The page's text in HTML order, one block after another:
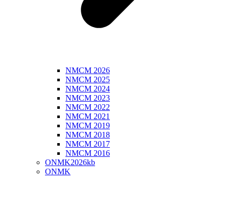
NMCM 2026
NMCM 2025
NMCM 2024
NMCM 2023
NMCM 2022
NMCM 2021
NMCM 2019
NMCM 2018
NMCM 2017
NMCM 2016
ONMK2026kb
ONMK